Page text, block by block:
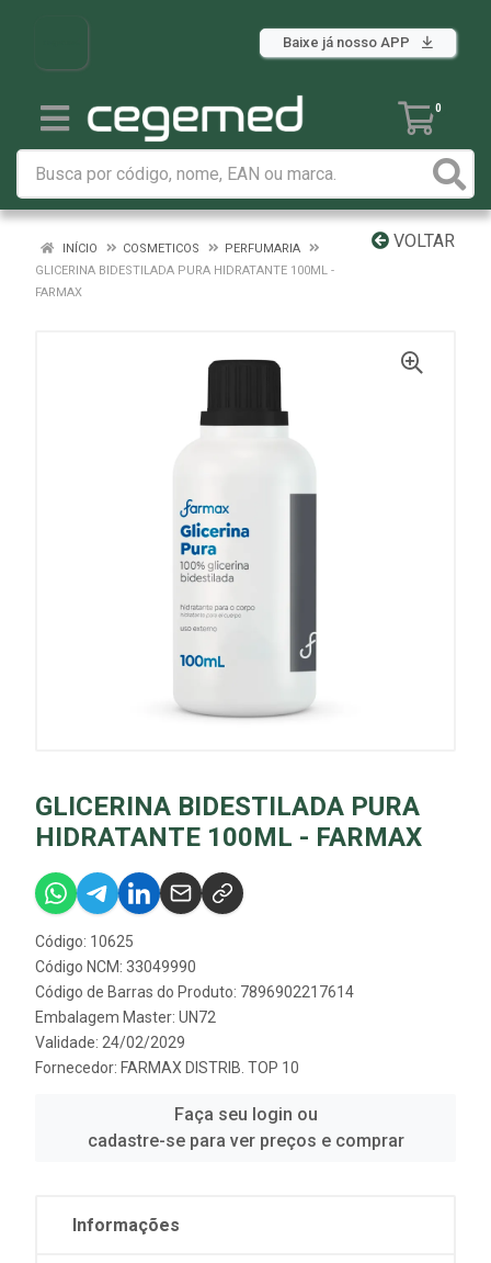
Baixe já nosso APP
0
VOLTAR
INÍCIO COSMETICOS
PERFUMARIA
GLICERINA BIDESTILADA PURA HIDRATANTE 100ML -
FARMAX
GLICERINA BIDESTILADA PURA
HIDRATANTE 100ML - FARMAX
Código: 10625
Código NCM: 33049990
Código de Barras do Produto: 7896902217614
Embalagem Master: UN72
Validade: 24/02/2029
Fornecedor: FARMAX DISTRIB. TOP 10
Faça seu login ou
cadastre-se para ver preços e comprar
Informações